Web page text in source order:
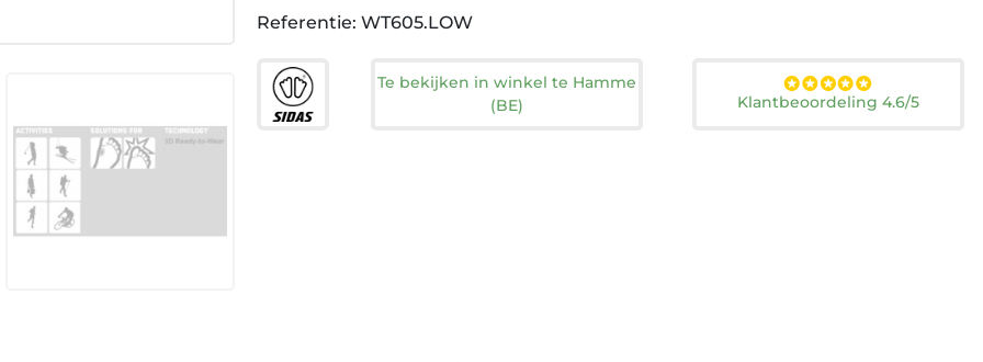
Referentie: WT605.LOW
Te bekijken in winkel te Hamme
(BE)
Klantbeoordeling 4.6/5